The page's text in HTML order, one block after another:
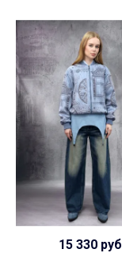
15 330 руб